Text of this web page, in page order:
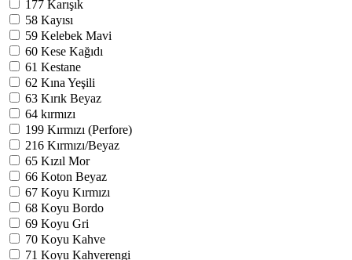
177 Karışık
58 Kayısı
59 Kelebek Mavi
60 Kese Kağıdı
61 Kestane
62 Kına Yeşili
63 Kırık Beyaz
64 kırmızı
199 Kırmızı (Perfore)
216 Kırmızı/Beyaz
65 Kızıl Mor
66 Koton Beyaz
67 Koyu Kırmızı
68 Koyu Bordo
69 Koyu Gri
70 Koyu Kahve
71 Koyu Kahverengi